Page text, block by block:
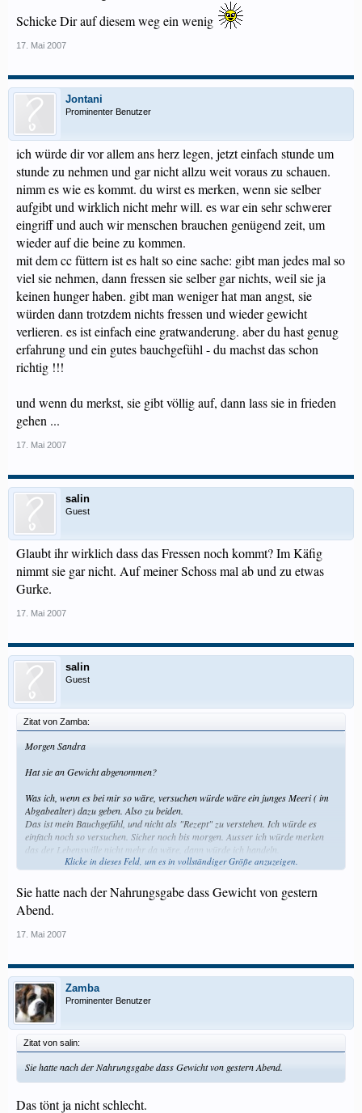
Schicke Dir auf diesem weg ein wenig
17. Mai 2007
Jontani
Prominenter Benutzer
ich würde dir vor allem ans herz legen, jetzt einfach stunde um
stunde zu nehmen und gar nicht allzu weit voraus zu schauen.
nimm es wie es kommt. du wirst es merken, wenn sie selber
aufgibt und wirklich nicht mehr will. es war ein sehr schwerer
eingriff und auch wir menschen brauchen genügend zeit, um
wieder auf die beine zu kommen.
mit dem cc füttern ist es halt so eine sache: gibt man jedes mal so
viel sie nehmen, dann fressen sie selber gar nichts, weil sie ja
keinen hunger haben. gibt man weniger hat man angst, sie
würden dann trotzdem nichts fressen und wieder gewicht
verlieren. es ist einfach eine gratwanderung. aber du hast genug
erfahrung und ein gutes bauchgefühl - du machst das schon
richtig !!!
und wenn du merkst, sie gibt völlig auf, dann lass sie in frieden
gehen ...
17. Mai 2007
salin
Guest
Glaubt ihr wirklich dass das Fressen noch kommt? Im Käfig
nimmt sie gar nicht. Auf meiner Schoss mal ab und zu etwas
Gurke.
17. Mai 2007
salin
Guest
Zitat von Zamba:
Morgen Sandra
Hat sie an Gewicht abgenommen?
Was ich, wenn es bei mir so wäre, versuchen würde wäre ein junges Meeri ( im
Abgabealter) dazu geben. Also zu beiden.
Das ist mein Bauchgefühl, und nicht als "Rezept" zu verstehen. Ich würde es
einfach noch so versuchen. Sicher noch bis morgen. Ausser ich würde merken
das der Lebenswille nicht mehr da wäre, dann würde ich handeln.
Schicke Dir auf diesem weg ein wenig
Klicke in dieses Feld, um es in vollständiger Größe anzuzeigen.
Sie hatte nach der Nahrungsgabe dass Gewicht von gestern
Abend.
17. Mai 2007
Zamba
Prominenter Benutzer
Zitat von salin:
Sie hatte nach der Nahrungsgabe dass Gewicht von gestern Abend.
Das tönt ja nicht schlecht.